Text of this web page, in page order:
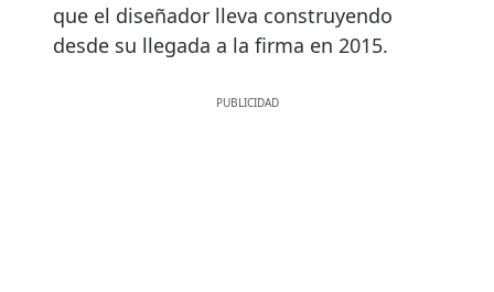
que el diseñador lleva construyendo
desde su llegada a la firma en 2015.